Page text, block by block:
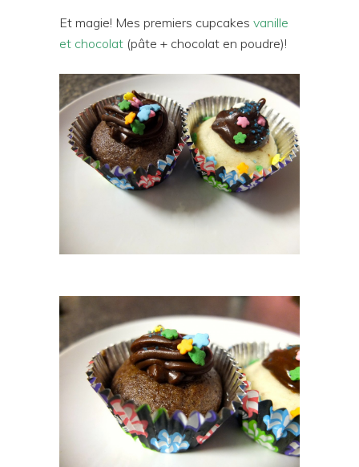
Et magie! Mes premiers cupcakes vanille
et chocolat (pâte + chocolat en poudre)!